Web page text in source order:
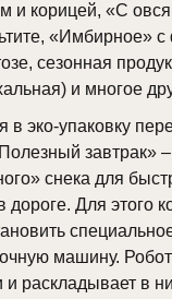
и корицей, «С
«Имбирное» с
сезонная
и многое
в эко-упаковку
завтрак» –
снека для
дороге. Для этого
машину.
и раскладывает в